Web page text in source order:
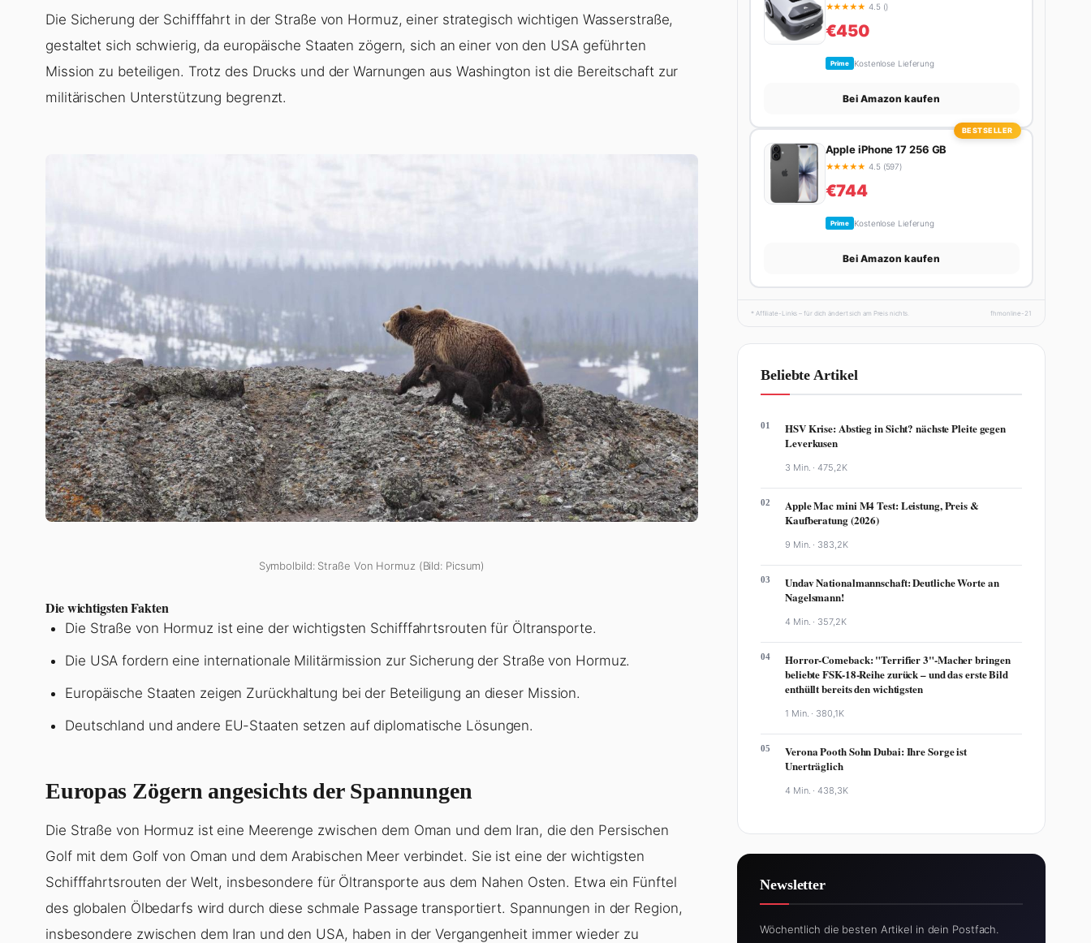
Die Sicherung der Schifffahrt in der Straße von Hormuz, einer strategisch wichtigen Wasserstraße,
gestaltet sich schwierig, da europäische Staaten zögern, sich an einer von den USA geführten
Mission zu beteiligen. Trotz des Drucks und der Warnungen aus Washington ist die Bereitschaft zur
militärischen Unterstützung begrenzt.
Symbolbild: Straße Von Hormuz (Bild: Picsum)
Die wichtigsten Fakten
Die Straße von Hormuz ist eine der wichtigsten Schifffahrtsrouten für Öltransporte.
Die USA fordern eine internationale Militärmission zur Sicherung der Straße von Hormuz.
Europäische Staaten zeigen Zurückhaltung bei der Beteiligung an dieser Mission.
Deutschland und andere EU-Staaten setzen auf diplomatische Lösungen.
Europas Zögern angesichts der Spannungen
Die Straße von Hormuz ist eine Meerenge zwischen dem Oman und dem Iran, die den Persischen
Golf mit dem Golf von Oman und dem Arabischen Meer verbindet. Sie ist eine der wichtigsten
Schifffahrtsrouten der Welt, insbesondere für Öltransporte aus dem Nahen Osten. Etwa ein Fünftel
des globalen Ölbedarfs wird durch diese schmale Passage transportiert. Spannungen in der Region,
insbesondere zwischen dem Iran und den USA, haben in der Vergangenheit immer wieder zu
★★★★★ 4.5 ()
€450
Prime Kostenlose Lieferung
Bei Amazon kaufen
BESTSELLER
Apple iPhone 17 256 GB
★★★★★ 4.5 (597)
€744
Prime Kostenlose Lieferung
Bei Amazon kaufen
* Affiliate-Links – für dich ändert sich am Preis nichts. fhmonline-21
Beliebte Artikel
01
HSV Krise: Abstieg in Sicht? nächste Pleite gegen
Leverkusen
3 Min. ·475,2K
02
Apple Mac mini M4 Test: Leistung, Preis &
Kaufberatung (2026)
9 Min. · 383,2K
03
Undav Nationalmannschaft: Deutliche Worte an
Nagelsmann!
4 Min. · 357,2K
04
Horror-Comeback: "Terrifier 3"-Macher bringen
beliebte FSK-18-Reihe zurück – und das erste Bild
enthüllt bereits den wichtigsten
1 Min. · 380,1K
05
Verona Pooth Sohn Dubai: Ihre Sorge ist
Unerträglich
4 Min. ·438,3K
Newsletter
Wöchentlich die besten Artikel in dein Postfach.